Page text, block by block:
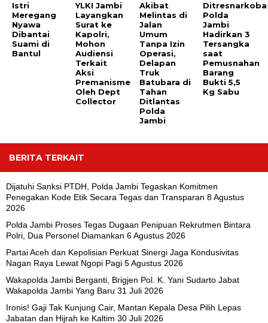
Istri
Meregang
Nyawa
Dibantai
Suami di
Bantul
YLKI Jambi
Layangkan
Surat ke
Kapolri,
Mohon
Audiensi
Terkait
Aksi
Premanisme
Oleh Dept
Collector
Akibat
Melintas di
Jalan
Umum
Tanpa Izin
Operasi,
Delapan
Truk
Batubara di
Tahan
Ditlantas
Polda
Jambi
‎Ditresnarkoba
Polda
Jambi
Hadirkan 3
Tersangka
saat
Pemusnahan
Barang
Bukti 5,5
Kg Sabu
BERITA TERKAIT
Dijatuhi Sanksi PTDH, Polda Jambi Tegaskan Komitmen
Penegakan Kode Etik Secara Tegas dan Transparan 8 Agustus
2026
Polda Jambi Proses Tegas Dugaan Penipuan Rekrutmen Bintara
Polri, Dua Personel Diamankan 6 Agustus 2026
Partai Aceh dan Kepolisian Perkuat Sinergi Jaga Kondusivitas
Nagan Raya Lewat Ngopi Pagi 5 Agustus 2026
Wakapolda Jambi Berganti, Brigjen Pol. K. Yani Sudarto Jabat
Wakapolda Jambi Yang Baru 31 Juli 2026
Ironis! Gaji Tak Kunjung Cair, Mantan Kepala Desa Pilih Lepas
Jabatan dan Hijrah ke Kaltim 30 Juli 2026